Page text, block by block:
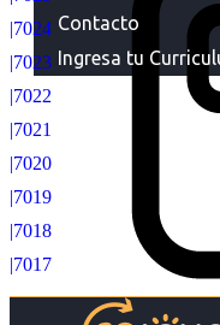
Contacto
Ingresa tu
|7024
|7023
|7022
|7021
|7020
|7019
|7018
|7017